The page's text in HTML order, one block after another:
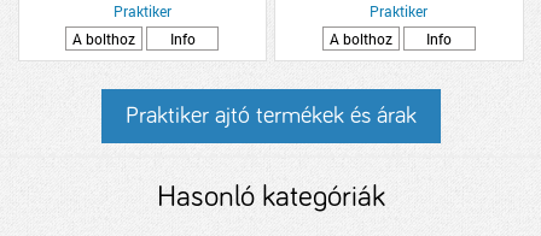
Praktiker
A bolthoz
Info
Praktiker
A bolthoz
Info
Praktiker ajtó termékek és árak
Hasonló kategóriák